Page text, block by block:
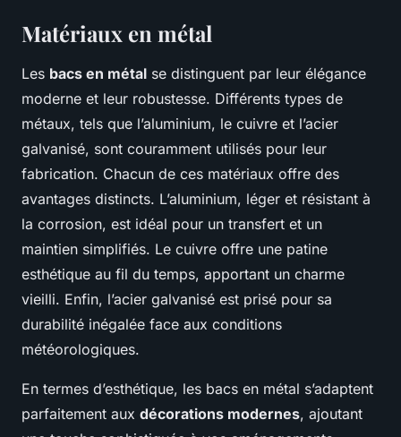
Matériaux en métal
Les bacs en métal se distinguent par leur élégance
moderne et leur robustesse. Différents types de
métaux, tels que l’aluminium, le cuivre et l’acier
galvanisé, sont couramment utilisés pour leur
fabrication. Chacun de ces matériaux offre des
avantages distincts. L’aluminium, léger et résistant à
la corrosion, est idéal pour un transfert et un
maintien simplifiés. Le cuivre offre une patine
esthétique au fil du temps, apportant un charme
vieilli. Enfin, l’acier galvanisé est prisé pour sa
durabilité inégalée face aux conditions
météorologiques.
En termes d’esthétique, les bacs en métal s’adaptent
parfaitement aux décorations modernes, ajoutant